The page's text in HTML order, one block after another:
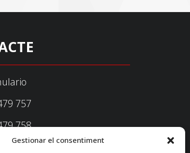
Gestionar el consentiment
757
758